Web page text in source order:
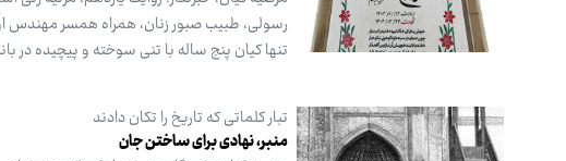
رسولی، طبیب صبور زنان، همراه همسر مهندس او
تنها کیان پنج ساله با تنی سوخته و پیچیده در
تبار کلماتی که تاریخ را تکان دادند
منبر، نهادی برای ساختن جان